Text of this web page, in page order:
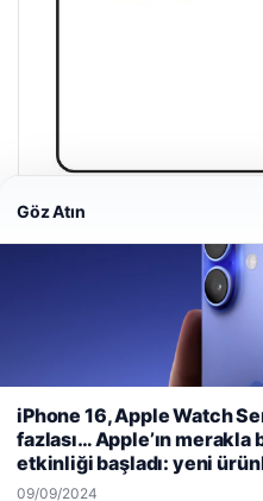
Enes Kaplan Avukatlık
© 2026 Güncel Bülten – Güncel
deneyiminizi kişiselleştirmek
kullanıyoruz.Çerez Politikamız
Reddet Kabul Et
Göz Atın
iPhone 16, Apple Watch
fazlası… Apple’ın
etkinliği başladı: yeni
09/09/2024
escort
escort
escort
escort
escort